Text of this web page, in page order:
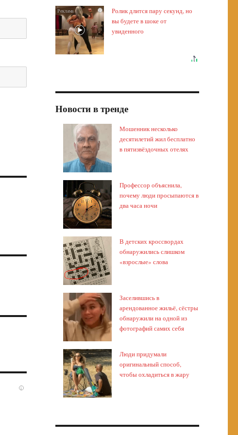
i
i
Ролик длится пару секунд, но
вы будете в шоке от
увиденного
Новости в тренде
Мошенник несколько
десятилетий жил бесплатно
в пятизвёздочных отелях
Профессор объяснила,
почему люди просыпаются в
два часа ночи
В детских кроссвордах
обнаружились слишком
«взрослые» слова
Заселившись в
арендованное жильё, сёстры
обнаружили на одной из
фотографий самих себя
Люди придумали
оригинальный способ,
чтобы охладиться в жару